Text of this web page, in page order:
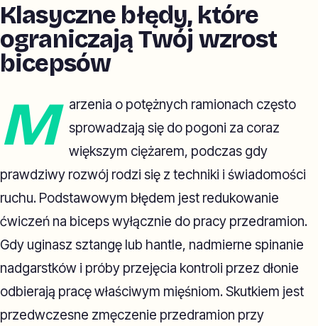
Klasyczne błędy, które
ograniczają Twój wzrost
bicepsów
M
arzenia o potężnych ramionach często
sprowadzają się do pogoni za coraz
większym ciężarem, podczas gdy
prawdziwy rozwój rodzi się z techniki i świadomości
ruchu. Podstawowym błędem jest redukowanie
ćwiczeń na biceps wyłącznie do pracy przedramion.
Gdy uginasz sztangę lub hantle, nadmierne spinanie
nadgarstków i próby przejęcia kontroli przez dłonie
odbierają pracę właściwym mięśniom. Skutkiem jest
przedwczesne zmęczenie przedramion przy